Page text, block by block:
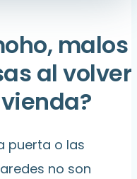
malos
al volver
puerta o las
no son